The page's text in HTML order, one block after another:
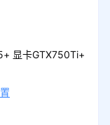
显卡GTX750Ti+